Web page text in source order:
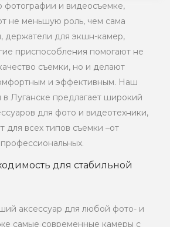
фотографии и видеосъемке,
не меньшую роль, чем сама
держатели для экшн-камер,
приспособления помогают не
съемки, но и делают
и эффективным. Наш
в Луганске предлагает широкий
для фото и видеотехники,
для всех типов съемки –от
для стабильной
аксессуар для любой фото- и
самые современные камеры с